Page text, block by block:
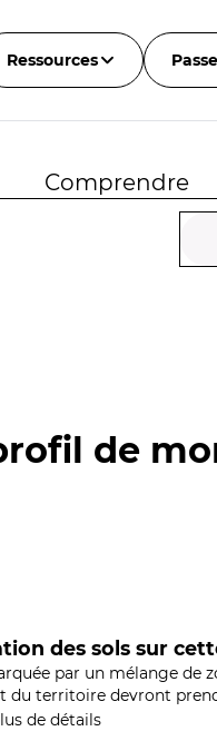
Ressources
Comprendre
de
des sols sur
par un mélange de
territoire devront
de détails